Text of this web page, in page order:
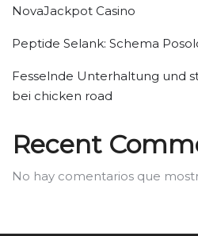
NovaJackpot Casino
Peptide Selank: Schema
Fesselnde Unterhaltung und
bei chicken road
Recent
No hay comentarios que